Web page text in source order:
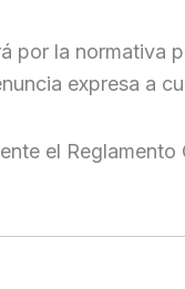
por la normativa
expresa a
el